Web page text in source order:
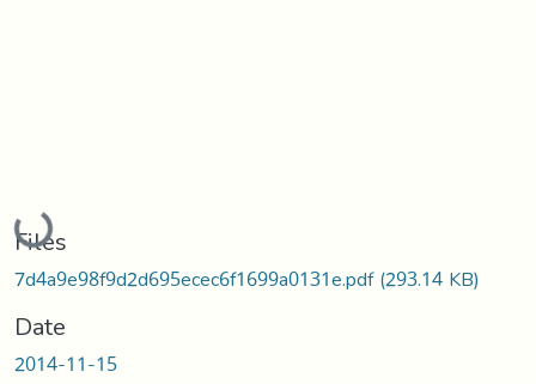
Loading...
Files
7d4a9e98f9d2d695ecec6f1699a0131e.pdf(293.14 KB)
Date
2014-11-15